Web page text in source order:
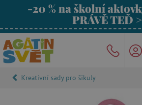
-20 % na školní
PRÁVĚ TEĎ
Kreativní sady pro šikuly